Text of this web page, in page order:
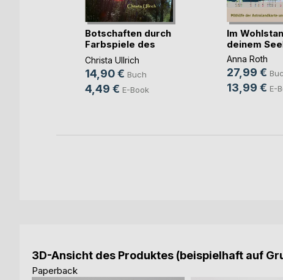
Botschaften durch
Farbspiele des
Lichts
Christa Ullrich
14,90 € Buch
4,49 € E-Book
Im
deinem
Anna Roth
27,99 €
13,99 € E-
3D-Ansicht des Produktes (beispielhaft auf
Paperback